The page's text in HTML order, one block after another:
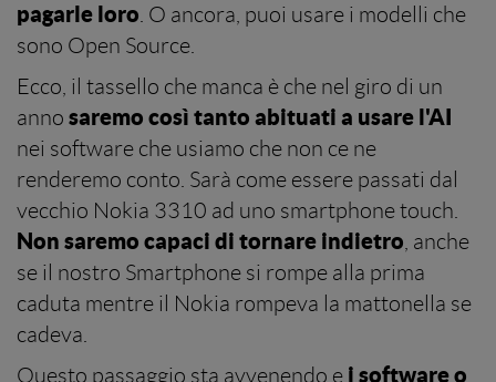
pagarle loro . O ancora, puoi usare i modelli che
sono Open Source.
Ecco, il tassello che manca è che nel giro di un
anno saremo così tanto abituati a usare l'AI
nei software che usiamo che non ce ne
renderemo conto. Sarà come essere passati dal
vecchio Nokia 3310 ad uno smartphone touch.
Non saremo capaci di tornare indietro , anche
se il nostro Smartphone si rompe alla prima
caduta mentre il Nokia rompeva la mattonella se
cadeva.
Questo passaggio sta avvenendo e i software o